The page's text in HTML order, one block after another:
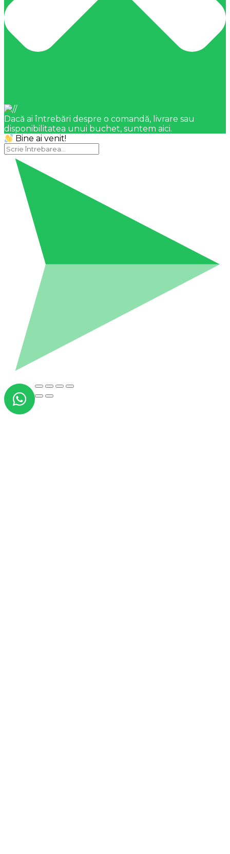
Dacă ai întrebări despre o comandă, livrare sau
disponibilitatea unui buchet, suntem aici.
Bine ai venit!